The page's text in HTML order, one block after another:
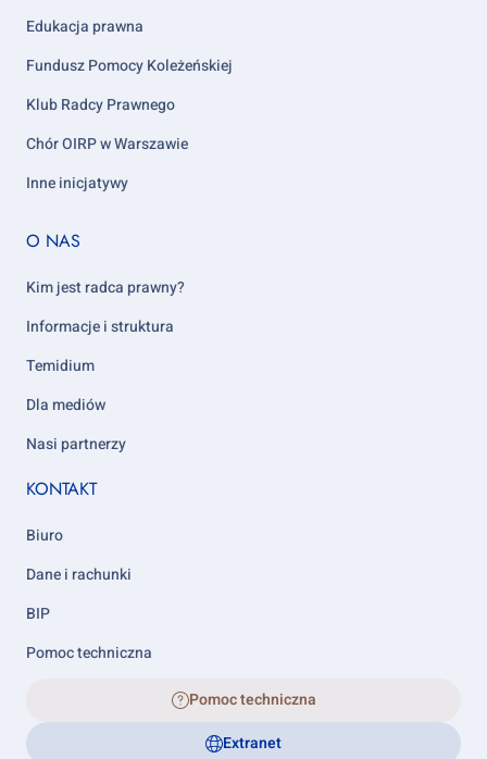
Edukacja prawna
Fundusz Pomocy Koleżeńskiej
Klub Radcy Prawnego
Chór OIRP w Warszawie
Inne inicjatywy
Footer
5
O NAS
Kim jest radca prawny?
Informacje i struktura
Temidium
Dla mediów
Nasi partnerzy
KONTAKT
Biuro
Dane i rachunki
BIP
Pomoc techniczna
Pomoc techniczna
Extranet